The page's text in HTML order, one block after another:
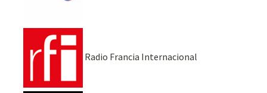
Radio Francia Internacional